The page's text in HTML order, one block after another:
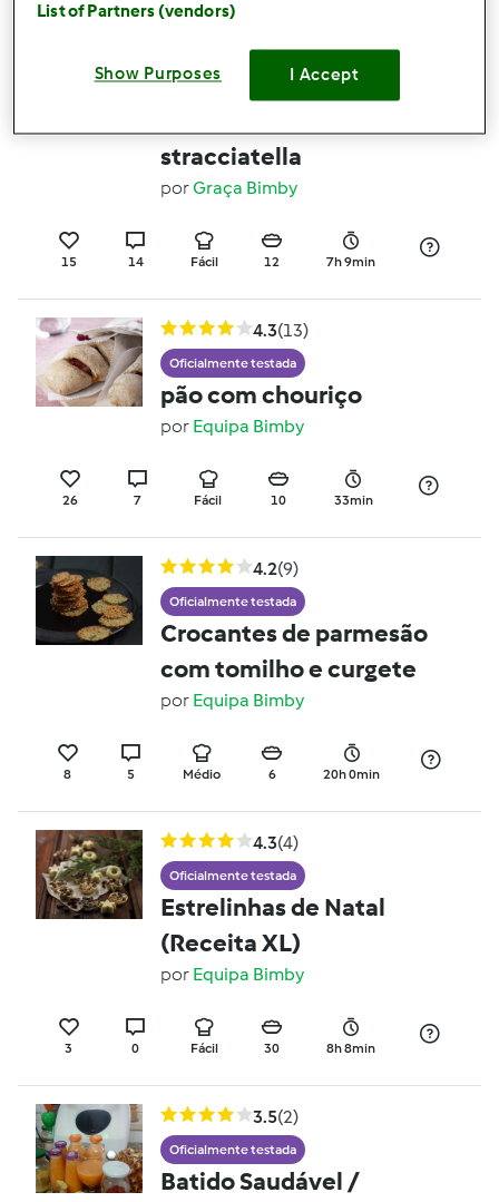
4.2(13)
stracciatella
porGraça Bimby
15 14 Fácil 12 7h 9min
4.3(13)
Oficialmente testada
pão com chouriço
por Equipa Bimby
26 7 Fácil 10 33min
4.2(9)
Oficialmente testada
Crocantes de parmesão
com tomilho e curgete
por Equipa Bimby
8 5 Médio 6 20h 0min
4.3(4)
Oficialmente testada
Estrelinhas de Natal
(Receita XL)
por Equipa Bimby
3 0 Fácil 30 8h 8min
3.5(2)
Oficialmente testada
Batido Saudável /
List of Partners (vendors)
Show Purposes I Accept